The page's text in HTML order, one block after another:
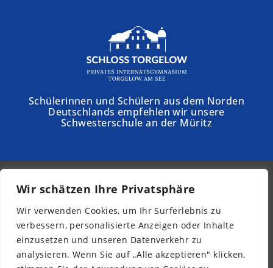
Wir schätzen Ihre Privatsphäre
Wir verwenden Cookies, um Ihr Surferlebnis zu
verbessern, personalisierte Anzeigen oder Inhalte
einzusetzen und unseren Datenverkehr zu
analysieren. Wenn Sie auf „Alle akzeptieren" klicken,
Schülerinnen und Schülern aus dem Norden
Deutschlands empfehlen wir unsere
Schwesterschule an der Müritz
© 2026 - Kurpfalz-Internat
Newsletter
Impressum
Datenschutz